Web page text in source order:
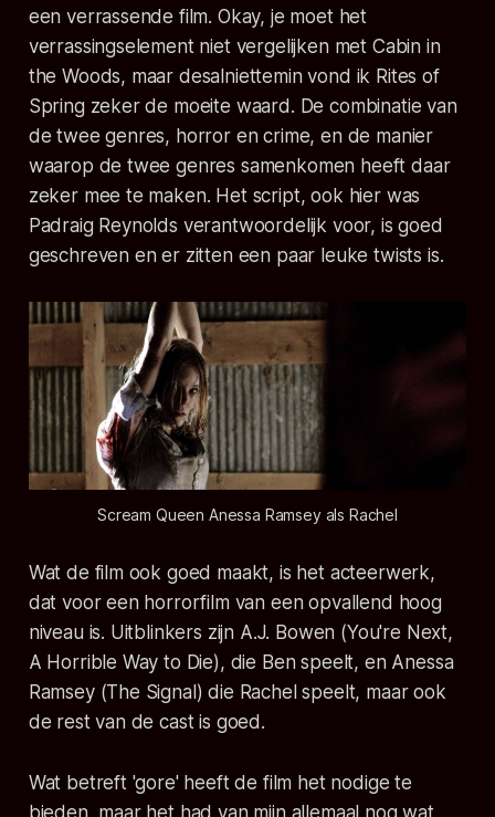
een verrassende film. Okay, je moet het
verrassingselement niet vergelijken met Cabin in
the Woods, maar desalniettemin vond ik Rites of
Spring zeker de moeite waard. De combinatie van
de twee genres, horror en crime, en de manier
waarop de twee genres samenkomen heeft daar
zeker mee te maken. Het script, ook hier was
Padraig Reynolds verantwoordelijk voor, is goed
geschreven en er zitten een paar leuke twists is.
Scream Queen Anessa Ramsey als Rachel
Wat de film ook goed maakt, is het acteerwerk,
dat voor een horrorfilm van een opvallend hoog
niveau is. Uitblinkers zijn A.J. Bowen (You're Next,
A Horrible Way to Die), die Ben speelt, en Anessa
Ramsey (The Signal) die Rachel speelt, maar ook
de rest van de cast is goed.
Wat betreft 'gore' heeft de film het nodige te
bieden, maar het had van mijn allemaal nog wat